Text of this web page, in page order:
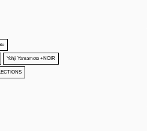
Yohji Yamamoto +NOIR